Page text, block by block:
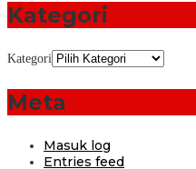
Kategori
Kategori
Meta
Masuk log
Entries feed